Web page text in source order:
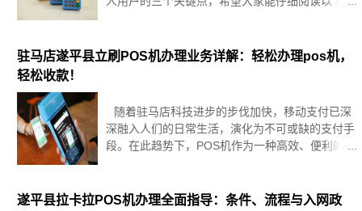
专业咨询。在这个信用卡日
驻马店遂平县立刷POS机办理业务详解：轻松办理pos机，
轻松收款！
随着驻马店科技进步的步伐加快，移动支付已深
深融入人们的日常生活，演化为不可或缺的支付手
段。在此趋势下，POS机作为一种高效、便利的收
并利用POS机这一工具，本篇文章
遂平县拉卡拉POS机办理全面指导：条件、流程与入网政